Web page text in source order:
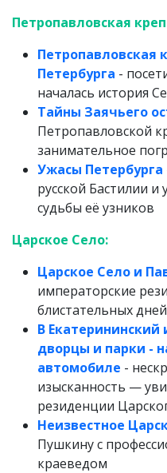
Петропавловская
Петропавловская
Петербурга -
началась история
Тайны Заячьего
Петропавловской
занимательное
Ужасы Петербурга
русской Бастилии и
судьбы её узников
Царское Село:
Царское Село и
императорские
блистательных
В Екатерининский
дворцы и парки -
автомобиле -
изысканность —
резиденции
Неизвестное
Пушкину с
краеведом